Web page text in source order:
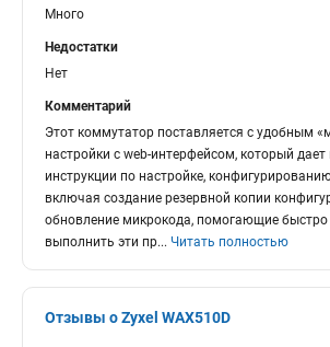
Много
Недостатки
Нет
Комментарий
Этот коммутатор поставляется с удобным
настройки с web-интерфейсом, который
инструкции по настройке,
включая создание резервной копии
обновление микрокода, помогающие быстро
выполнить эти пр... Читать полностью
Отзывы о Zyxel WAX510D